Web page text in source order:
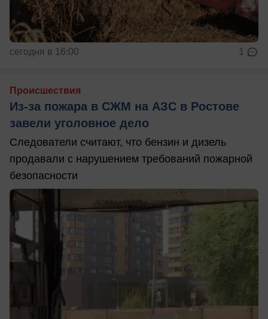
сегодня в 16:00 1
Происшествия
Из-за пожара в СЖМ на АЗС в Ростове
завели уголовное дело
Следователи считают, что бензин и дизель
продавали с нарушением требований пожарной
безопасности